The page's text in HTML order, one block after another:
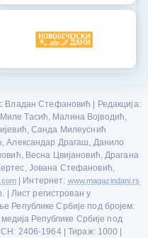
Владан Стефановић | Редакција:
Тасић, Малина Војводић,
Санда Милеуснић
Александар Драгаш, Данило
Весна Цвијановић, Драгана
Јована Стефановић,
| Интернет: www.magazindani.rs
| Лист регистрован у
Републике Србије под бројем:
Републике Србије под
2406-1964 | Тираж: 1000 |